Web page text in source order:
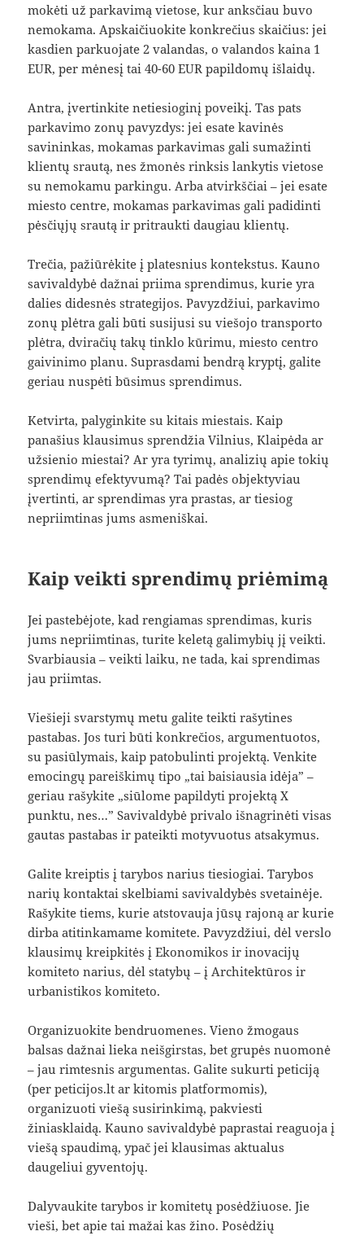
mokėti už parkavimą vietose, kur anksčiau buvo
nemokama. Apskaičiuokite konkrečius skaičius: jei
kasdien parkuojate 2 valandas, o valandos kaina 1
EUR, per mėnesį tai 40-60 EUR papildomų išlaidų.
Antra, įvertinkite netiesioginį poveikį. Tas pats
parkavimo zonų pavyzdys: jei esate kavinės
savininkas, mokamas parkavimas gali sumažinti
klientų srautą, nes žmonės rinksis lankytis vietose
su nemokamu parkingu. Arba atvirkščiai – jei esate
miesto centre, mokamas parkavimas gali padidinti
pėsčiųjų srautą ir pritraukti daugiau klientų.
Trečia, pažiūrėkite į platesnius kontekstus. Kauno
savivaldybė dažnai priima sprendimus, kurie yra
dalies didesnės strategijos. Pavyzdžiui, parkavimo
zonų plėtra gali būti susijusi su viešojo transporto
plėtra, dviračių takų tinklo kūrimu, miesto centro
gaivinimo planu. Suprasdami bendrą kryptį, galite
geriau nuspėti būsimus sprendimus.
Ketvirta, palyginkite su kitais miestais. Kaip
panašius klausimus sprendžia Vilnius, Klaipėda ar
užsienio miestai? Ar yra tyrimų, analizių apie tokių
sprendimų efektyvumą? Tai padės objektyviau
įvertinti, ar sprendimas yra prastas, ar tiesiog
nepriimtinas jums asmeniškai.
Kaip veikti sprendimų priėmimą
Jei pastebėjote, kad rengiamas sprendimas, kuris
jums nepriimtinas, turite keletą galimybių jį veikti.
Svarbiausia – veikti laiku, ne tada, kai sprendimas
jau priimtas.
Viešieji svarstymų metu galite teikti rašytines
pastabas. Jos turi būti konkrečios, argumentuotos,
su pasiūlymais, kaip patobulinti projektą. Venkite
emocingų pareiškimų tipo „tai baisiausia idėja” –
geriau rašykite „siūlome papildyti projektą X
punktu, nes…” Savivaldybė privalo išnagrinėti visas
gautas pastabas ir pateikti motyvuotus atsakymus.
Galite kreiptis į tarybos narius tiesiogiai. Tarybos
narių kontaktai skelbiami savivaldybės svetainėje.
Rašykite tiems, kurie atstovauja jūsų rajoną ar kurie
dirba atitinkamame komitete. Pavyzdžiui, dėl verslo
klausimų kreipkitės į Ekonomikos ir inovacijų
komiteto narius, dėl statybų – į Architektūros ir
urbanistikos komiteto.
Organizuokite bendruomenes. Vieno žmogaus
balsas dažnai lieka neišgirstas, bet grupės nuomonė
– jau rimtesnis argumentas. Galite sukurti peticiją
(per peticijos.lt ar kitomis platformomis),
organizuoti viešą susirinkimą, pakviesti
žiniasklaidą. Kauno savivaldybė paprastai reaguoja į
viešą spaudimą, ypač jei klausimas aktualus
daugeliui gyventojų.
Dalyvaukite tarybos ir komitetų posėdžiuose. Jie
vieši, bet apie tai mažai kas žino. Posėdžių